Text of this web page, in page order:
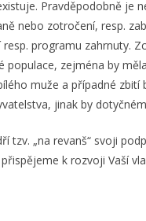
Pravděpodobně je
nebo zotročení, resp.
programu zahrnuty.
populace, zejména by
muže a případné
jinak by
tzv. „na revanš“ svoji
k rozvoji Vaší